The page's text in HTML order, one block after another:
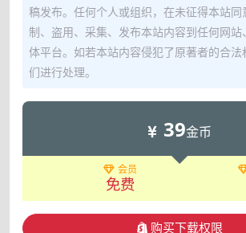
稿发布。任何个人或组织，在未征得本站同
制、盗用、采集、发布本站内容到任何网站
体平台。如若本站内容侵犯了原著者的合法
们进行处理。
39金币
会员
免费
购买下载权限